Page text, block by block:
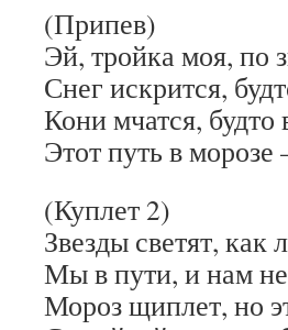
(Припев)
Эй, тройка моя, по
Снег искрится,
Кони мчатся,
Этот путь в
(Куплет 2)
Звезды светят, как
Мы в пути, и нам
Мороз щиплет, но